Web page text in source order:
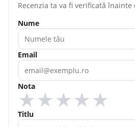
Recenzia ta va fi verificată
Nume
Email
Nota
★
★
★
★
★
Titlu